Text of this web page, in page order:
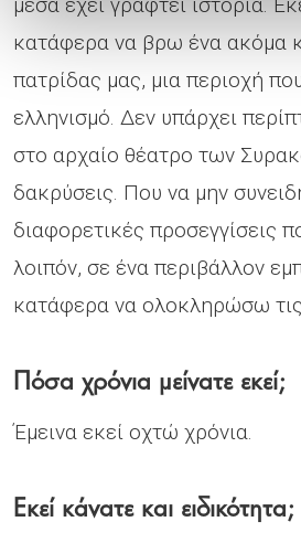
κατάφερα να βρω ένα ακόμα
πατρίδας μας, μια περιοχή
ελληνισμό. Δεν υπάρχει
στο αρχαίο θέατρο των
δακρύσεις. Που να μην
διαφορετικές προσεγγίσεις
λοιπόν, σε ένα περιβάλλον
κατάφερα να ολοκληρώσω
Πόσα χρόνια μείνατε εκεί;
Έμεινα εκεί οχτώ χρόνια.
Εκεί κάνατε και ειδικότητα;